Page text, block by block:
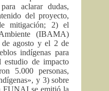
aclarar dudas,
del proyecto,
mitigación; 2) el
(IBAMA)
agosto y el 2 de
indígenas para
estudio de impacto
5.000 personas,
y 3) sobre
FUNAI se emitió la